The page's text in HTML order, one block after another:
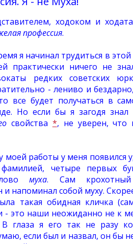
ходоком и
профессия.
я начинал трудиться в
практически ничего не
редких советских
- лениво и
все будет получаться в
Но если бы я загодя знал
свойства *, не уверен,
моей работы у меня появился
четыре первых
муха. Сам крохотный
напоминал собой муху.
такая обидная кличка
- это наши неожиданно не к
глаза я его так не разу
если был и назвал, он бы